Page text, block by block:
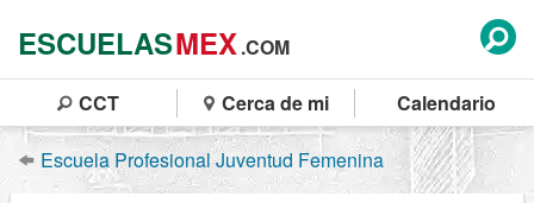
ESCUELASMEX.COM
CCT Cerca de mi Calendario
Escuela Profesional Juventud Femenina